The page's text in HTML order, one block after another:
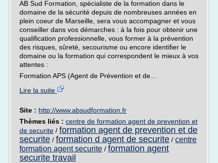
AB Sud Formation, spécialiste de la formation dans le
domaine de la sécurité depuis de nombreuses années en
plein coeur de Marseille, sera vous accompagner et vous
conseiller dans vos démarches : à la fois pour obtenir une
qualification professionnelle, vous former à la prévention
des risques, sûreté, secourisme ou encore identifier le
domaine ou la formation qui correspondent le mieux à vos
attentes :
Formation APS (Agent de Prévention et de...
Lire la suite
Site : http://www.absudformation.fr
Thèmes liés : centre de formation agent de prevention et
de securite / formation agent de prevention et de
securite / formation d agent de securite / centre
formation agent securite / formation agent
securite travail